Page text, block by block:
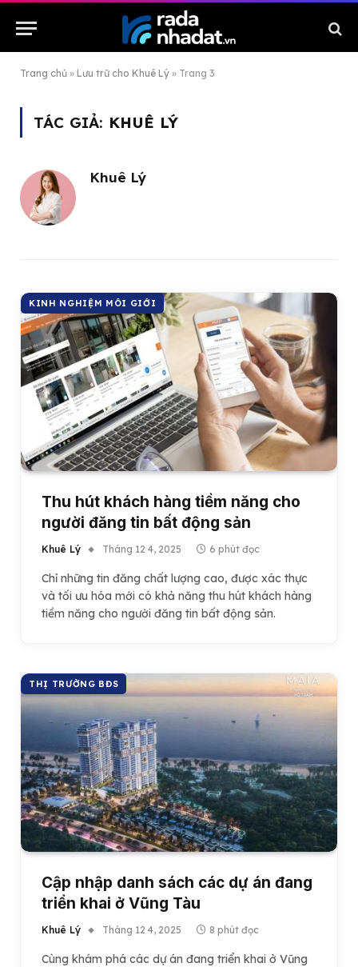
Trang chủ » Lưu trữ cho Khuê Lý » Trang 3
TÁC GIẢ: KHUÊ LÝ
Khuê Lý
KINH NGHIỆM MÔI GIỚI
Thu hút khách hàng tiềm năng cho
người đăng tin bất động sản
Khuê Lý Tháng 12 4, 2025 6 phút đọc
Chỉ những tin đăng chất lượng cao, được xác thực
và tối ưu hóa mới có khả năng thu hút khách hàng
tiềm năng cho người đăng tin bất động sản.
THỊ TRƯỜNG BĐS
Cập nhập danh sách các dự án đang
triển khai ở Vũng Tàu
Khuê Lý Tháng 12 4, 2025 8 phút đọc
Cùng khám phá các dự án đang triển khai ở Vũng